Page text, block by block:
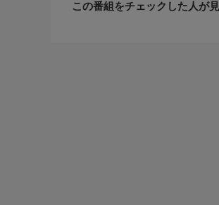
この番組をチェックした人が